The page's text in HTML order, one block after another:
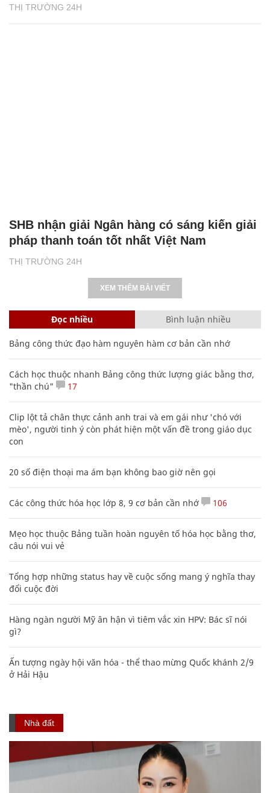
THỊ TRƯỜNG 24H
THỊ TRƯỜNG 24H
SHB nhận giải Ngân hàng có sáng kiến giải
pháp thanh toán tốt nhất Việt Nam
XEM THÊM BÀI VIẾT
Đọc nhiều Bình luận nhiều
Bảng công thức đạo hàm nguyên hàm cơ bản cần nhớ
Cách học thuộc nhanh Bảng công thức lượng giác bằng thơ,
"thần chú"
17
Clip lột tả chân thực cảnh anh trai và em gái như 'chó với
mèo', người tinh ý còn phát hiện một vấn đề trong giáo dục
con
20 số điện thoại ma ám bạn không bao giờ nên gọi
Các công thức hóa học lớp 8, 9 cơ bản cần nhớ 106
Mẹo học thuộc Bảng tuần hoàn nguyên tố hóa học bằng thơ,
câu nói vui vẻ
Tổng hợp những status hay về cuộc sống mang ý nghĩa thay
đổi cuộc đời
Hàng ngàn người Mỹ ân hận vì tiêm vắc xin HPV: Bác sĩ nói
gì?
Ấn tượng ngày hội văn hóa - thể thao mừng Quốc khánh 2/9
ở Hải Hậu
Nhà đất